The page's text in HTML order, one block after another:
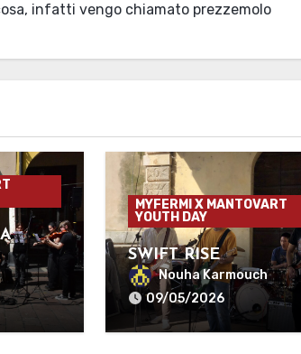
infatti vengo chiamato prezzemolo
MYFERMI X MANTOVART
YOUTH DAY
SWIFT RISE
Nouha Karmouch
09/05/2026